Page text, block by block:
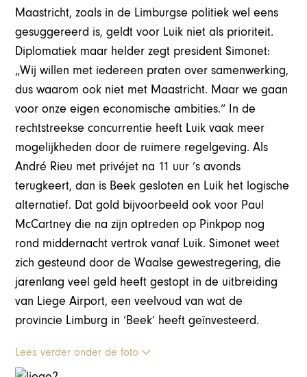
Maastricht, zoals in de Limburgse politiek wel eens
gesuggereerd is, geldt voor Luik niet als prioriteit.
Diplomatiek maar helder zegt president Simonet:
„Wij willen met iedereen praten over samenwerking,
dus waarom ook niet met Maastricht. Maar we gaan
voor onze eigen economische ambities.” In de
rechtstreekse concurrentie heeft Luik vaak meer
mogelijkheden door de ruimere regelgeving. Als
André Rieu met privéjet na 11 uur ’s avonds
terugkeert, dan is Beek gesloten en Luik het logische
alternatief. Dat gold bijvoorbeeld ook voor Paul
McCartney die na zijn optreden op Pinkpop nog
rond middernacht vertrok vanaf Luik. Simonet weet
zich gesteund door de Waalse gewestregering, die
jarenlang veel geld heeft gestopt in de uitbreiding
van Liege Airport, een veelvoud van wat de
provincie Limburg in ‘Beek’ heeft geïnvesteerd.
Lees verder onder de foto